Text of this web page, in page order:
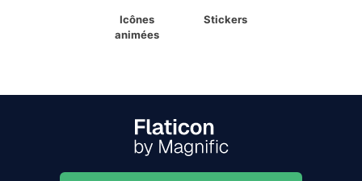
Icônes
animées
Stickers